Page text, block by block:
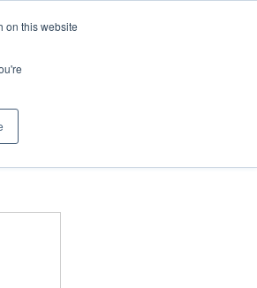
on this website